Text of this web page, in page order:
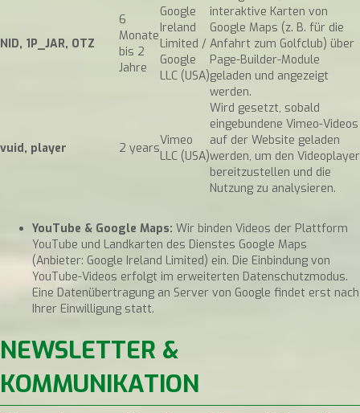
NID, 1P_JAR, OTZ
6
Monate
bis 2
Jahre
Google
Ireland
Limited /
Google
LLC (USA)
interaktive Karten von
Google Maps (z. B. für die
Anfahrt zum Golfclub) über
Page-Builder-Module
geladen und angezeigt
werden.
vuid, player 2 years
Vimeo
LLC (USA)
Wird gesetzt, sobald
eingebundene Vimeo-Videos
auf der Website geladen
werden, um den Videoplayer
bereitzustellen und die
Nutzung zu analysieren.
YouTube & Google Maps: Wir binden Videos der Plattform
YouTube und Landkarten des Dienstes Google Maps
(Anbieter: Google Ireland Limited) ein. Die Einbindung von
YouTube-Videos erfolgt im erweiterten Datenschutzmodus.
Eine Datenübertragung an Server von Google findet erst nach
Ihrer Einwilligung statt.
NEWSLETTER &
KOMMUNIKATION